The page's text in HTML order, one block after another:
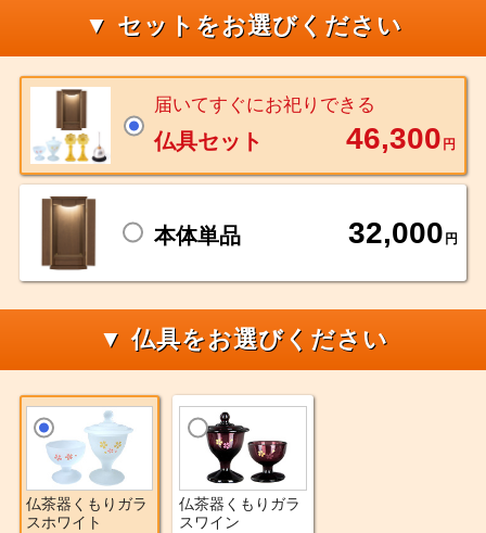
▼ セットをお選びください
届いてすぐにお祀りできる
仏具セット 46,300 円
本体単品 32,000 円
▼ 仏具をお選びください
仏茶器くもりガラ
スホワイト
仏茶器くもりガラ
スワイン